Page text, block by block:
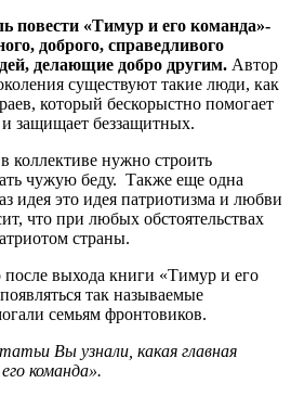
повести «Тимур и его команда»-
доброго, справедливого
делающие добро другим. Автор
существуют такие люди, как
который бескорыстно помогает
защищает беззащитных.
коллективе нужно строить
чужую беду. Также еще одна
идея это идея патриотизма и любви
что при любых обстоятельствах
страны.
выхода книги «Тимур и его
так называемые
семьям фронтовиков.
Вы узнали, какая главная
команда».